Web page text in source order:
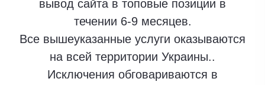
вывод сайта в топовые позиции в
течении 6-9 месяцев.
Все вышеуказанные услуги оказываются
на всей территории Украины..
Исключения обговариваются в